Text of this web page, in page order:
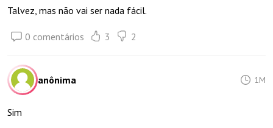
Talvez, mas não vai ser nada fácil.
0 comentários 3 2
anônima 1M
Sim